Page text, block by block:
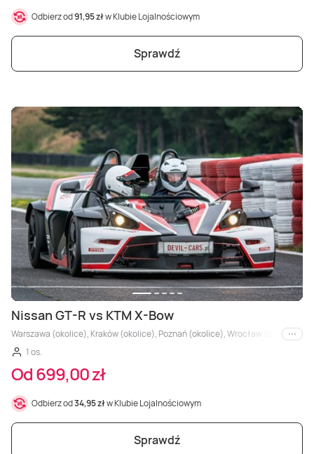
Odbierz od91,95 złw Klubie Lojalnościowym
Sprawdź
Nissan GT-R vs KTM X-Bow
Warszawa (okolice), Kraków (okolice), Poznań (okolice), Wrocław (okolice),
i inne
1 os.
Od 699,00 zł
Odbierz od34,95 złw Klubie Lojalnościowym
Sprawdź